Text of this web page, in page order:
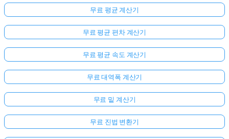
무료 평균 계산기
무료 평균 편차 계산기
무료 평균 속도 계산기
무료 대역폭 계산기
무료 밑 계산기
무료 진법 변환기